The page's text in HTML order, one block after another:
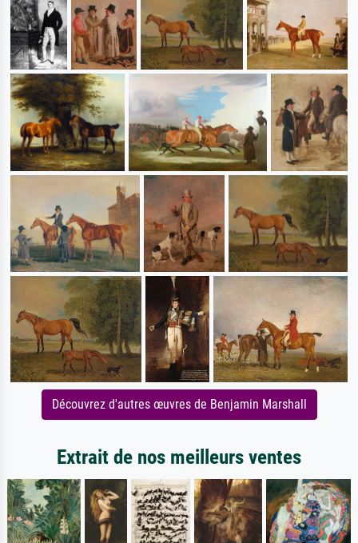
Découvrez d'autres œuvres de Benjamin Marshall
Extrait de nos meilleurs ventes